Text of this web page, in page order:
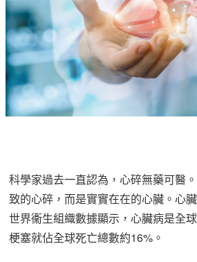
科學家過去一直認為，心碎無藥可醫
致的心碎，而是實實在在的心臟。心
世界衞生組織數據顯示，心臟病是全
梗塞就佔全球死亡總數約16%。